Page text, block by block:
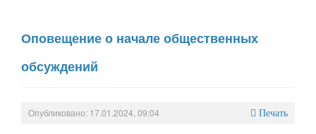
Оповещение о начале общественных
обсуждений
Опубликовано: 17.01.2024, 09:04 Печать